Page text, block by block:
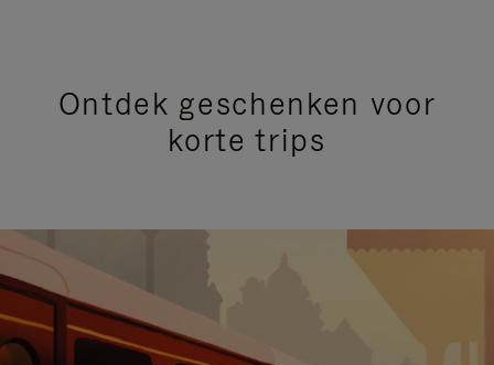
Ontdek geschenken voor
korte trips